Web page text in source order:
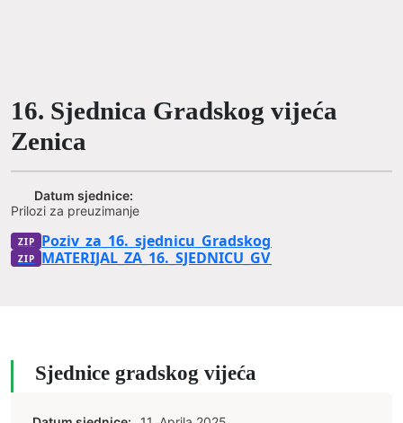
16. Sjednica Gradskog vijeća
Zenica
Prilozi za preuzimanje
Poziv_za_16._sjednicu_Gradskog_vijeca_Zenica_-
MATERIJAL_ZA_16._SJEDNICU_GV_ZENICA
Datum sjednice:
Sjednice gradskog vijeća